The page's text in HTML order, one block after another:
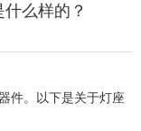
么样的？
件。以下是关于灯座